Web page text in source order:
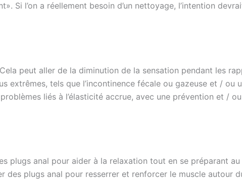
Si l’on a réellement besoin d’un nettoyage, l’intention
peut aller de la diminution de la sensation pendant les
extrêmes, tels que l’incontinence fécale ou gazeuse et / ou
liés à l’élasticité accrue, avec une prévention et /
plugs anal pour aider à la relaxation tout en se préparant au
des plugs anal pour resserrer et renforcer le muscle autour